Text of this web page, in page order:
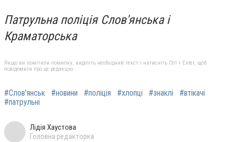
Патрульна поліція Слов'янська і
Краматорська
Якщо ви помітили помилку, виділіть необхідний текст і натисніть Ctrl + Enter, щоб
повідомити про це редакцію
#Слов'янськ #новини #поліція #хлопці #знаклі
#втікачі
#патрульні
Лідія Хаустова
Головна редакторка